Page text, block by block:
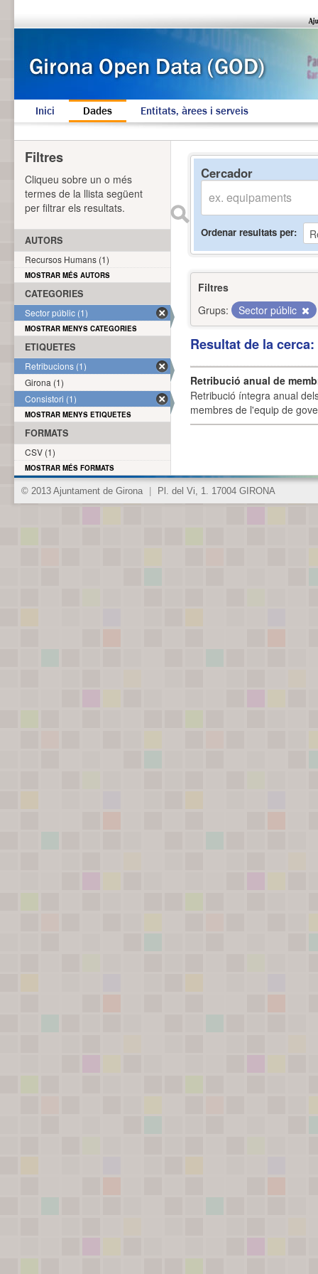
Inici Dades Entitats, àrees i serveis
Cercador
Ordenar resultats per
Filtres
Grups:
Sector públic
Resultat de la
Retribució anual de
Retribució íntegra anual
membres de l'equip de
Filtres
Cliqueu sobre un o més
termes de la llista següent
per filtrar els resultats.
AUTORS
Recursos Humans (1)
MOSTRAR MÉS AUTORS
CATEGORIES
Sector públic (1)
MOSTRAR MENYS CATEGORIES
ETIQUETES
Retribucions (1)
Girona (1)
Consistori (1)
MOSTRAR MENYS ETIQUETES
FORMATS
CSV (1)
MOSTRAR MÉS FORMATS
© 2013 Ajuntament de Girona Pl. del Vi, 1. 17004 GIRONA